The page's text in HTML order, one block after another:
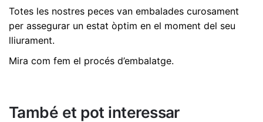
Totes les nostres peces van embalades curosament
per assegurar un estat òptim en el moment del seu
lliurament.
Mira com fem el procés d’embalatge.
pota 15cm | Ref. 005"
L'adreça electrònica no es publicarà.
També et pot interessar